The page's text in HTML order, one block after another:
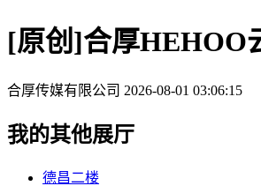
[原创]合厚HEHOO
合厚传媒有限公司 2026-08-01 03:06:15
我的其他展厅
德昌二楼